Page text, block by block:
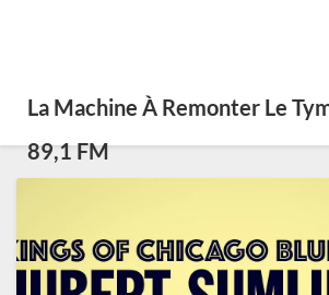
La Machine À Remonter Le
89,1 FM
Sumlin,
renfort
d’Howlin